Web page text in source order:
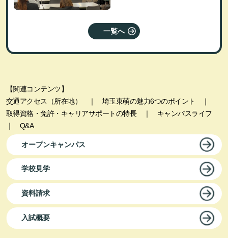
一覧へ
【関連コンテンツ】
交通アクセス（所在地）
｜ 埼玉東萌の魅力6つのポイント
｜
取得資格・免許・キャリアサポートの特長｜ キャンパスライフ
｜ Q&A
オープンキャンパス
学校見学
資料請求
入試概要